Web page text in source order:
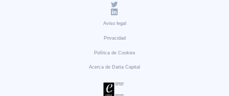
Aviso legal
Privacidad
Política de Cookies
Acerca de Datta Capital